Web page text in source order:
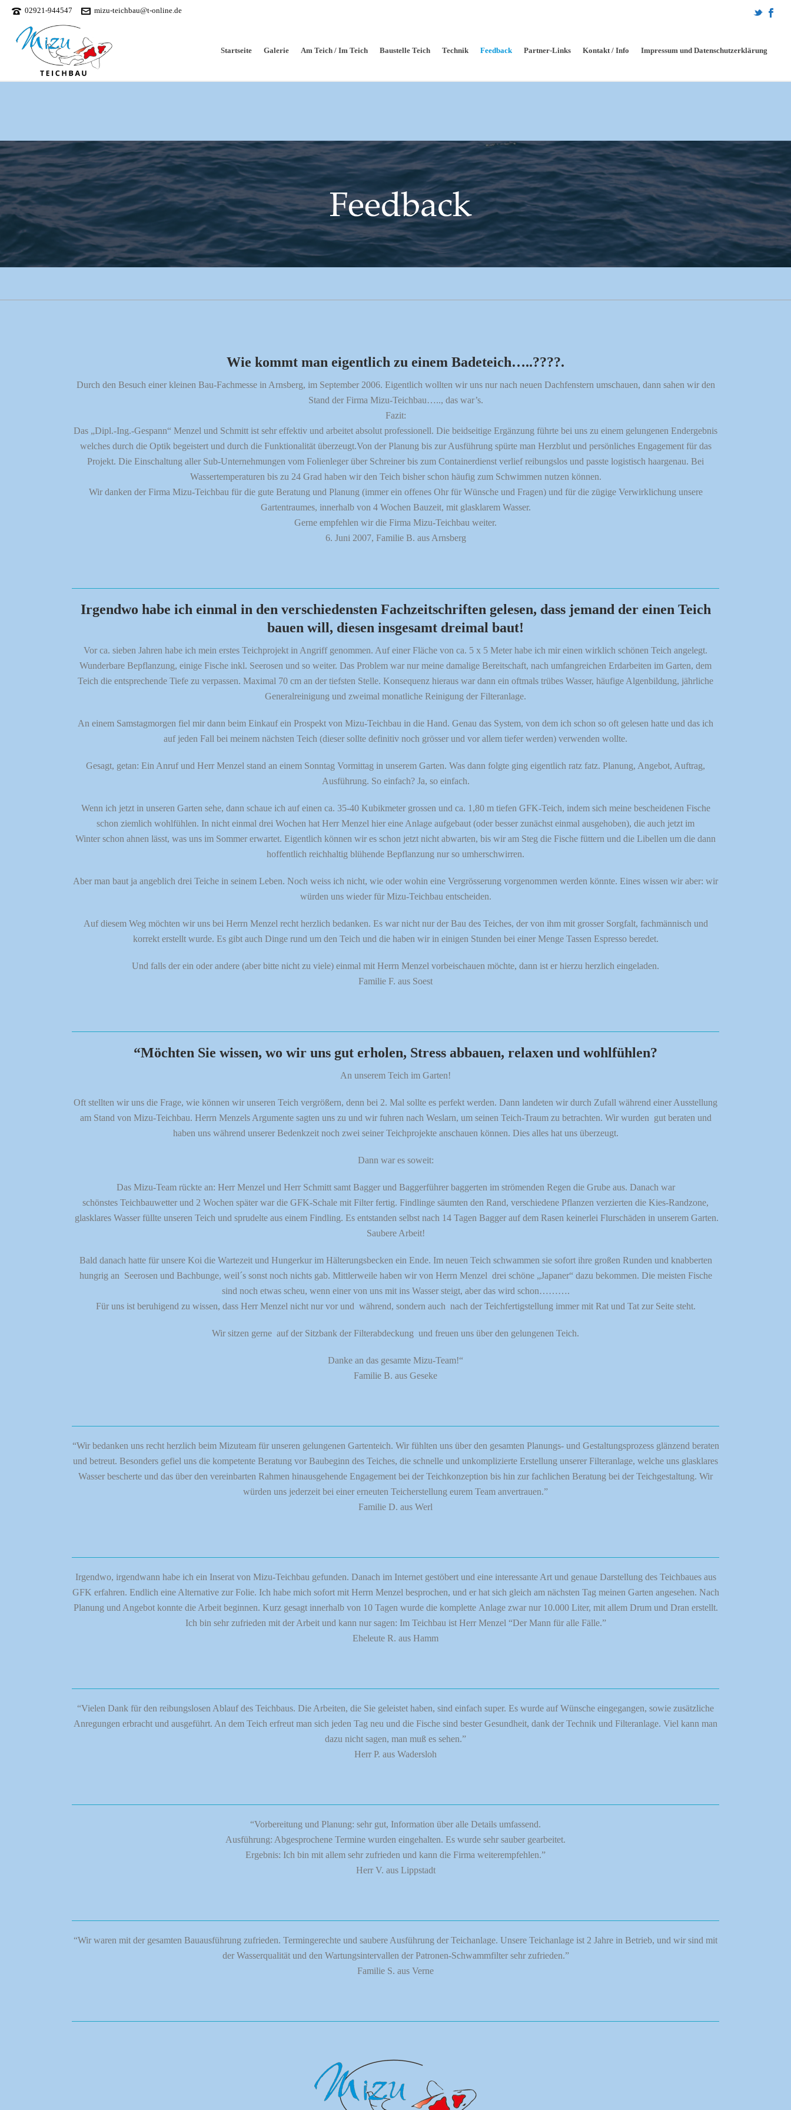
02921-944547 mizu-teichbau@t-online.de
Startseite Galerie Am Teich / Im Teich Baustelle Teich Technik Feedback Partner-Links Kontakt / Info Impressum und Datenschutzerklärung
Wie kommt man eigentlich zu einem Badeteich…..????.
Durch den Besuch einer kleinen Bau-Fachmesse in Arnsberg, im September 2006. Eigentlich wollten wir uns nur nach neuen Dachfenstern umschauen, dann sahen wir den
Stand der Firma Mizu-Teichbau….., das war’s.
Fazit:
Das „Dipl.-Ing.-Gespann“ Menzel und Schmitt ist sehr effektiv und arbeitet absolut professionell. Die beidseitige Ergänzung führte bei uns zu einem gelungenen Endergebnis
welches durch die Optik begeistert und durch die Funktionalität überzeugt.Von der Planung bis zur Ausführung spürte man Herzblut und persönliches Engagement für das
Projekt. Die Einschaltung aller Sub-Unternehmungen vom Folienleger über Schreiner bis zum Containerdienst verlief reibungslos und passte logistisch haargenau. Bei
Wassertemperaturen bis zu 24 Grad haben wir den Teich bisher schon häufig zum Schwimmen nutzen können.
Wir danken der Firma Mizu-Teichbau für die gute Beratung und Planung (immer ein offenes Ohr für Wünsche und Fragen) und für die zügige Verwirklichung unsere
Gartentraumes, innerhalb von 4 Wochen Bauzeit, mit glasklarem Wasser.
Gerne empfehlen wir die Firma Mizu-Teichbau weiter.
6. Juni 2007, Familie B. aus Arnsberg
Irgendwo habe ich einmal in den verschiedensten Fachzeitschriften gelesen, dass jemand der einen Teich
bauen will, diesen insgesamt dreimal baut!
Vor ca. sieben Jahren habe ich mein erstes Teichprojekt in Angriff genommen. Auf einer Fläche von ca. 5 x 5 Meter habe ich mir einen wirklich schönen Teich angelegt.
Wunderbare Bepflanzung, einige Fische inkl. Seerosen und so weiter. Das Problem war nur meine damalige Bereitschaft, nach umfangreichen Erdarbeiten im Garten, dem
Teich die entsprechende Tiefe zu verpassen. Maximal 70 cm an der tiefsten Stelle. Konsequenz hieraus war dann ein oftmals trübes Wasser, häufige Algenbildung, jährliche
Generalreinigung und zweimal monatliche Reinigung der Filteranlage.
An einem Samstagmorgen fiel mir dann beim Einkauf ein Prospekt von Mizu-Teichbau in die Hand. Genau das System, von dem ich schon so oft gelesen hatte und das ich
auf jeden Fall bei meinem nächsten Teich (dieser sollte definitiv noch grösser und vor allem tiefer werden) verwenden wollte.
Gesagt, getan: Ein Anruf und Herr Menzel stand an einem Sonntag Vormittag in unserem Garten. Was dann folgte ging eigentlich ratz fatz. Planung, Angebot, Auftrag,
Ausführung. So einfach? Ja, so einfach.
Wenn ich jetzt in unseren Garten sehe, dann schaue ich auf einen ca. 35-40 Kubikmeter grossen und ca. 1,80 m tiefen GFK-Teich, indem sich meine bescheidenen Fische
schon ziemlich wohlfühlen. In nicht einmal drei Wochen hat Herr Menzel hier eine Anlage aufgebaut (oder besser zunächst einmal ausgehoben), die auch jetzt im
Winter schon ahnen lässt, was uns im Sommer erwartet. Eigentlich können wir es schon jetzt nicht abwarten, bis wir am Steg die Fische füttern und die Libellen um die dann
hoffentlich reichhaltig blühende Bepflanzung nur so umherschwirren.
Aber man baut ja angeblich drei Teiche in seinem Leben. Noch weiss ich nicht, wie oder wohin eine Vergrösserung vorgenommen werden könnte. Eines wissen wir aber: wir
würden uns wieder für Mizu-Teichbau entscheiden.
Auf diesem Weg möchten wir uns bei Herrn Menzel recht herzlich bedanken. Es war nicht nur der Bau des Teiches, der von ihm mit grosser Sorgfalt, fachmännisch und
korrekt erstellt wurde. Es gibt auch Dinge rund um den Teich und die haben wir in einigen Stunden bei einer Menge Tassen Espresso beredet.
Und falls der ein oder andere (aber bitte nicht zu viele) einmal mit Herrn Menzel vorbeischauen möchte, dann ist er hierzu herzlich eingeladen.
Familie F. aus Soest
“Möchten Sie wissen, wo wir uns gut erholen, Stress abbauen, relaxen und wohlfühlen?
An unserem Teich im Garten!
Oft stellten wir uns die Frage, wie können wir unseren Teich vergrößern, denn bei 2. Mal sollte es perfekt werden. Dann landeten wir durch Zufall während einer Ausstellung
am Stand von Mizu-Teichbau. Herrn Menzels Argumente sagten uns zu und wir fuhren nach Weslarn, um seinen Teich-Traum zu betrachten. Wir wurden gut beraten und
haben uns während unserer Bedenkzeit noch zwei seiner Teichprojekte anschauen können. Dies alles hat uns überzeugt.
Dann war es soweit:
Das Mizu-Team rückte an: Herr Menzel und Herr Schmitt samt Bagger und Baggerführer baggerten im strömenden Regen die Grube aus. Danach war
schönstes Teichbauwetter und 2 Wochen später war die GFK-Schale mit Filter fertig. Findlinge säumten den Rand, verschiedene Pflanzen verzierten die Kies-Randzone,
glasklares Wasser füllte unseren Teich und sprudelte aus einem Findling. Es entstanden selbst nach 14 Tagen Bagger auf dem Rasen keinerlei Flurschäden in unserem Garten.
Saubere Arbeit!
Bald danach hatte für unsere Koi die Wartezeit und Hungerkur im Hälterungsbecken ein Ende. Im neuen Teich schwammen sie sofort ihre großen Runden und knabberten
hungrig an Seerosen und Bachbunge, weil´s sonst noch nichts gab. Mittlerweile haben wir von Herrn Menzel drei schöne „Japaner“ dazu bekommen. Die meisten Fische
sind noch etwas scheu, wenn einer von uns mit ins Wasser steigt, aber das wird schon……….
Für uns ist beruhigend zu wissen, dass Herr Menzel nicht nur vor und während, sondern auch nach der Teichfertigstellung immer mit Rat und Tat zur Seite steht.
Wir sitzen gerne auf der Sitzbank der Filterabdeckung und freuen uns über den gelungenen Teich.
Danke an das gesamte Mizu-Team!“
Familie B. aus Geseke
“Wir bedanken uns recht herzlich beim Mizuteam für unseren gelungenen Gartenteich. Wir fühlten uns über den gesamten Planungs- und Gestaltungsprozess glänzend beraten
und betreut. Besonders gefiel uns die kompetente Beratung vor Baubeginn des Teiches, die schnelle und unkomplizierte Erstellung unserer Filteranlage, welche uns glasklares
Wasser bescherte und das über den vereinbarten Rahmen hinausgehende Engagement bei der Teichkonzeption bis hin zur fachlichen Beratung bei der Teichgestaltung. Wir
würden uns jederzeit bei einer erneuten Teicherstellung eurem Team anvertrauen.”
Familie D. aus Werl
Irgendwo, irgendwann habe ich ein Inserat von Mizu-Teichbau gefunden. Danach im Internet gestöbert und eine interessante Art und genaue Darstellung des Teichbaues aus
GFK erfahren. Endlich eine Alternative zur Folie. Ich habe mich sofort mit Herrn Menzel besprochen, und er hat sich gleich am nächsten Tag meinen Garten angesehen. Nach
Planung und Angebot konnte die Arbeit beginnen. Kurz gesagt innerhalb von 10 Tagen wurde die komplette Anlage zwar nur 10.000 Liter, mit allem Drum und Dran erstellt.
Ich bin sehr zufrieden mit der Arbeit und kann nur sagen: Im Teichbau ist Herr Menzel “Der Mann für alle Fälle.”
Eheleute R. aus Hamm
“Vielen Dank für den reibungslosen Ablauf des Teichbaus. Die Arbeiten, die Sie geleistet haben, sind einfach super. Es wurde auf Wünsche eingegangen, sowie zusätzliche
Anregungen erbracht und ausgeführt. An dem Teich erfreut man sich jeden Tag neu und die Fische sind bester Gesundheit, dank der Technik und Filteranlage. Viel kann man
dazu nicht sagen, man muß es sehen.”
Herr P. aus Wadersloh
“Vorbereitung und Planung: sehr gut, Information über alle Details umfassend.
Ausführung: Abgesprochene Termine wurden eingehalten. Es wurde sehr sauber gearbeitet.
Ergebnis: Ich bin mit allem sehr zufrieden und kann die Firma weiterempfehlen.”
Herr V. aus Lippstadt
“Wir waren mit der gesamten Bauausführung zufrieden. Termingerechte und saubere Ausführung der Teichanlage. Unsere Teichanlage ist 2 Jahre in Betrieb, und wir sind mit
der Wasserqualität und den Wartungsintervallen der Patronen-Schwammfilter sehr zufrieden.”
Familie S. aus Verne